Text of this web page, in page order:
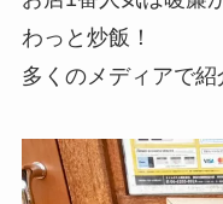
わっと炒飯！
多くのメディアで紹